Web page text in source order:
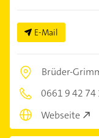
E-Mail
Brüder-
0661 9 42 74
Webseite